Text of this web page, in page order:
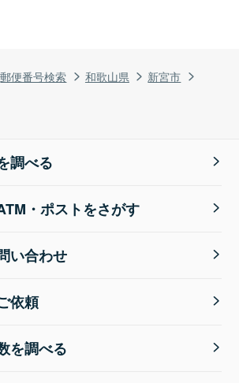
郵便番号検索 和歌山県
新宮市
調べる
・ポストをさがす
い合わせ
依頼
を調べる